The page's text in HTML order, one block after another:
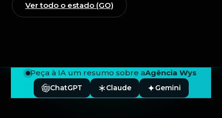
Ver todo o estado (GO)
Peça à IA um resumo sobre aAgência Wys
ChatGPT Claude Gemini